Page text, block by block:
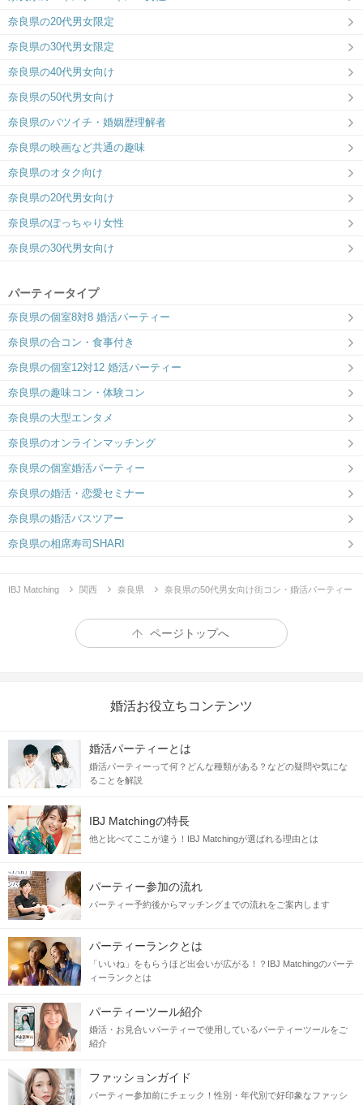
奈良県の20代男女限定
奈良県の30代男女限定
奈良県の40代男女向け
奈良県の50代男女向け
奈良県のバツイチ・婚姻歴理解者
奈良県の映画など共通の趣味
奈良県のオタク向け
奈良県の20代男女向け
奈良県のぽっちゃり女性
奈良県の30代男女向け
パーティータイプ
奈良県の個室8対8 婚活パーティー
奈良県の合コン・食事付き
奈良県の個室12対12 婚活パーティー
奈良県の趣味コン・体験コン
奈良県の大型エンタメ
奈良県のオンラインマッチング
奈良県の個室婚活パーティー
奈良県の婚活・恋愛セミナー
奈良県の婚活バスツアー
奈良県の相席寿司SHARI
IBJ Matching 関西 奈良県 奈良県の50代男女向け街コン・婚活パーティー
ページトップへ
婚活お役立ちコンテンツ
婚活パーティーとは
婚活パーティーって何？どんな種類がある？などの疑問や気にな
ることを解説
IBJ Matchingの特長
他と比べてここが違う！IBJ Matchingが選ばれる理由とは
パーティー参加の流れ
パーティー予約後からマッチングまでの流れをご案内します
パーティーランクとは
「いいね」をもらうほど出会いが広がる！？IBJ Matchingのパーテ
ィーランクとは
パーティーツール紹介
婚活・お見合いパーティーで使用しているパーティーツールをご
紹介
ファッションガイド
パーティー参加前にチェック！性別・年代別で好印象なファッシ